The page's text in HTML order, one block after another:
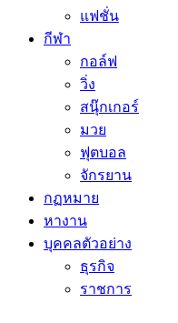
แฟชั่น
กีฬา
กอล์ฟ
วิ่ง
สนุ๊กเกอร์
มวย
ฟุตบอล
จักรยาน
กฏหมาย
หางาน
บุคคลตัวอย่าง
ธุรกิจ
ราชการ